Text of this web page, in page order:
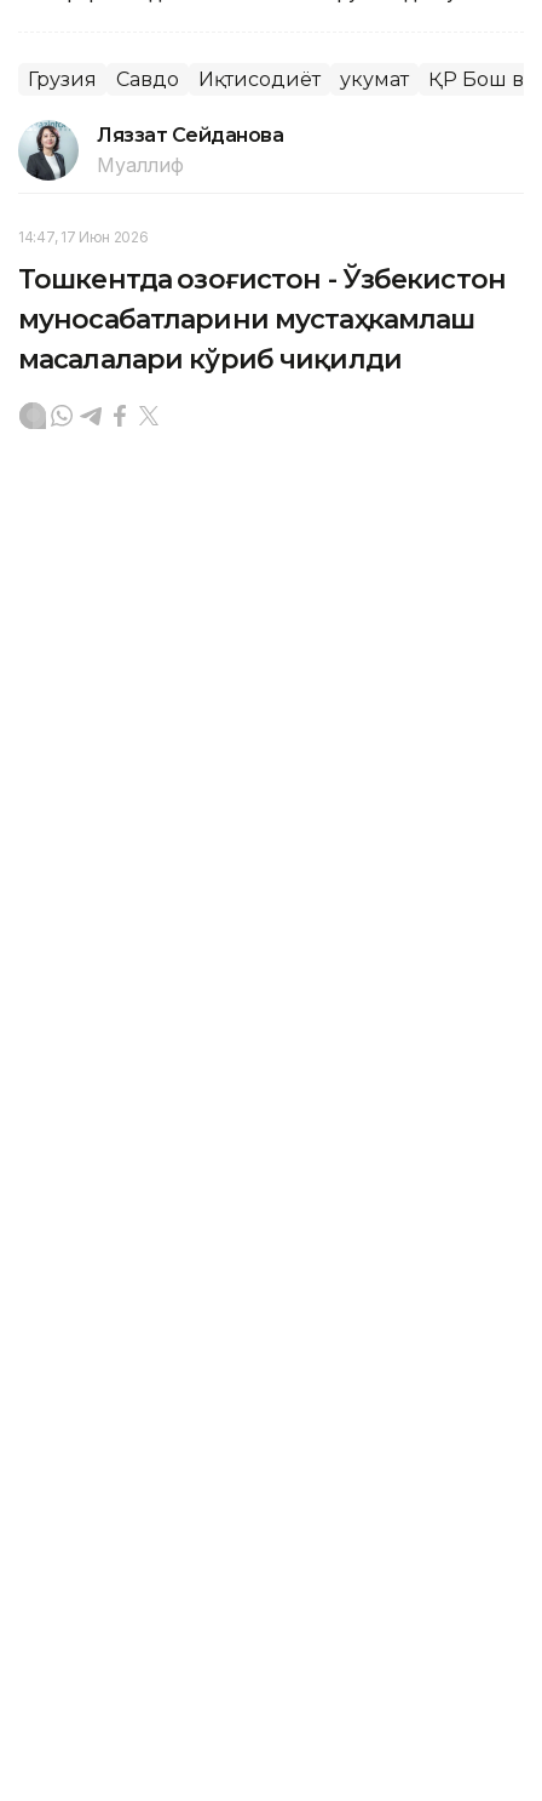
Грузия Савдо Иқтисодиёт Ҳукумат ҚР Бош
Ляззат Сейданова
Муаллиф
14:47, 17 Июн 2026
Тошкентда Қозоғистон - Ўзбекистон
муносабатларини мустаҳкамлаш
масалалари кўриб чиқилди